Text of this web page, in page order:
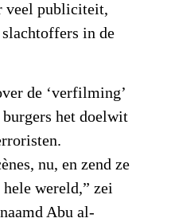
veel publiciteit,
in de
de ‘verfilming’
het doelwit
nu, en zend ze
wereld,” zei
Abu al-